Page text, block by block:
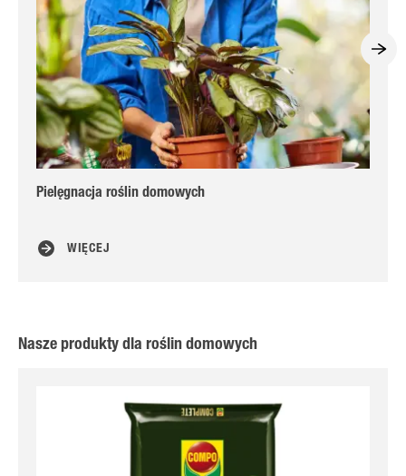
Pielęgnacja roślin domowych
WIĘCEJ
Nasze produkty dla roślin domowych